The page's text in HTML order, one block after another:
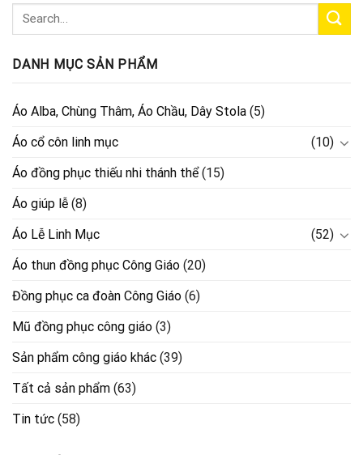
DANH MỤC SẢN PHẨM
Áo Alba, Chùng Thâm, Áo Chầu, Dây Stola (5)
Áo cổ côn linh mục
(10)
Áo đồng phục thiếu nhi thánh thể(15)
Áo giúp lễ (8)
Áo Lễ Linh Mục
(52)
Áo thun đồng phục Công Giáo (20)
Đồng phục ca đoàn Công Giáo (6)
Mũ đồng phục công giáo (3)
Sản phẩm công giáo khác (39)
Tất cả sản phẩm (63)
Tin tức (58)